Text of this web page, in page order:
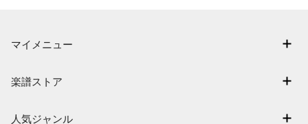
マイメニュー
退会はこちら
楽譜ストア
人気ジャンル